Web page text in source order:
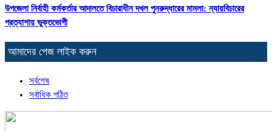
উপজেলা নির্বাহী কর্মকর্তার আদালতে বিচারাধীন দখল পুনরুদ্ধারের মামলা: ন্যায়বিচারের
প্রত্যাশায় ভুক্তভোগী
আমাদের পেজ লাইক করুন
সর্বশেষ
সর্বাধিক পঠিত